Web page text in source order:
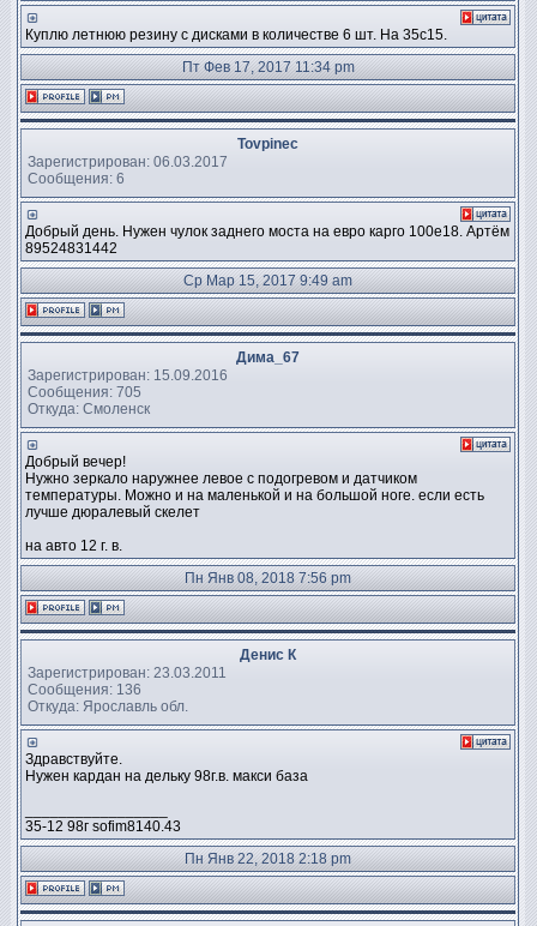
Куплю летнюю резину с дисками в количестве 6 шт. На 35с15.
Пт Фев 17, 2017 11:34 pm
Tovpinec
Зарегистрирован: 06.03.2017
Сообщения: 6
Добрый день. Нужен чулок заднего моста на евро карго 100е18. Артём
89524831442
Ср Мар 15, 2017 9:49 am
Дима_67
Зарегистрирован: 15.09.2016
Сообщения: 705
Откуда: Смоленск
Добрый вечер!
Нужно зеркало наружнее левое с подогревом и датчиком
температуры. Можно и на маленькой и на большой ноге. если есть
лучше дюралевый скелет
на авто 12 г. в.
Пн Янв 08, 2018 7:56 pm
Денис К
Зарегистрирован: 23.03.2011
Сообщения: 136
Откуда: Ярославль обл.
Здравствуйте.
Нужен кардан на дельку 98г.в. макси база
35-12 98г sofim8140.43
Пн Янв 22, 2018 2:18 pm